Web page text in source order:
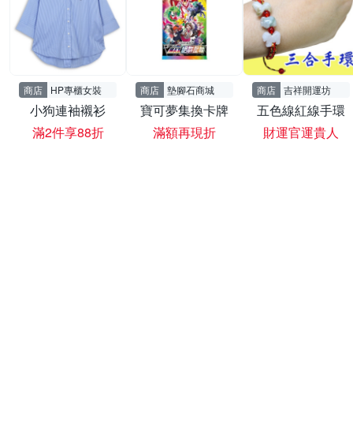
商店 HP專櫃女裝
小狗連袖襯衫
滿2件享88折
商店 墊腳石商城
寶可夢集換卡牌
滿額再現折
商店 吉祥開運坊
五色線紅線手環
財運官運貴人